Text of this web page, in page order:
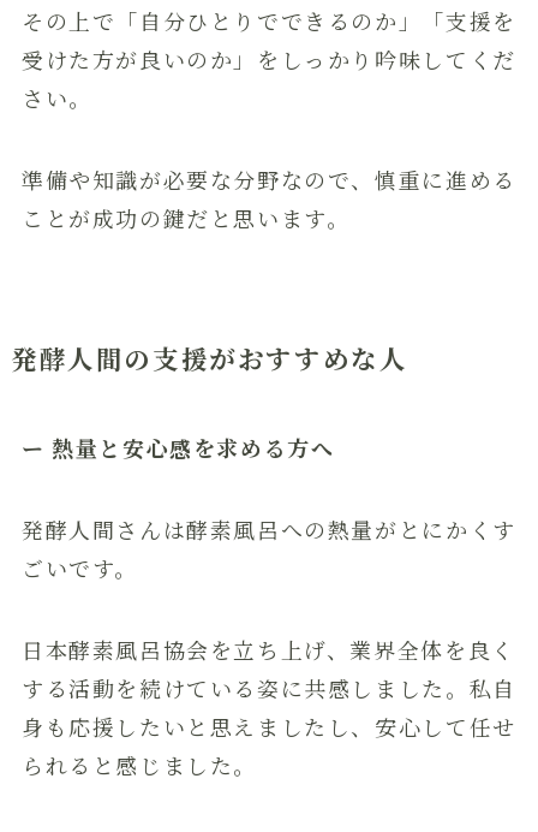
その上で「自分ひとりでできるのか」「支援を
受けた方が良いのか」をしっかり吟味してくだ
さい。
準備や知識が必要な分野なので、慎重に進める
ことが成功の鍵だと思います。
発酵人間の支援がおすすめな人
ー 熱量と安心感を求める方へ
発酵人間さんは酵素風呂への熱量がとにかくす
ごいです。
日本酵素風呂協会を立ち上げ、業界全体を良く
する活動を続けている姿に共感しました。私自
身も応援したいと思えましたし、安心して任せ
られると感じました。